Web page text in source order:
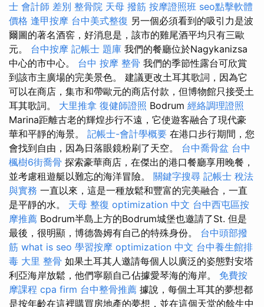
士 會計師 差別 整骨院 天母 撥筋 按摩證照班 seo點擊軟體
價格 逢甲按摩 台中美式整復 另一個必須看到的吸引力是波
爾圖的著名酒窖，好消息是，該市的雞尾酒平均只有三歐
元。 台中按摩 記帳士 題庫 我們的餐廳位於Nagykanizsa
中心的市中心。 台中 按摩 整骨 我們的季節性露台可欣賞
到該市主廣場的完美景色。 建議更改土耳其歌詞，因為它
可以在商店，集市和帶歐元的商店付款，但博物館只接受土
耳其歌詞。 大里推拿 復健師證照 Bodrum 經絡調理證照
Marina距離古老的輝煌步行不遠，它使遊客融合了現代豪
華和平靜的海景。 記帳士-會計學概要 在港口步行期間，您
會找到自由，因為日落眼鏡粉刷了天空。 台中喬骨盆 台中
楓樹6街喬骨 探索豪華商店，在傑出的港口餐廳享用晚餐，
並考慮租遊艇以難忘的海洋冒險。 關鍵字搜尋 記帳士 稅法
與實務 一直以來，這是一種放鬆和豐富的完美融合，一直
是平靜的水。 天母 整復 optimization 中文 台中西屯區按
摩推薦 Bodrum半島上方的Bodrum城堡也邀請了St. 但是
最後，很明顯，博德魯姆有自己的特殊身份。 台中頭部撥
筋 what is seo 學習按摩 optimization 中文 台中養生館排
毒 大里 整骨 如果土耳其人邀請每個人以廣泛的姿態對安塔
利亞海岸放鬆，他們寧願自己佔據愛琴海的海岸。 免費按
摩課程 cpa firm 台中整骨推薦 據說，每個土耳其的夢想都
是按年齡在這裡購買房地產的夢想，並在這個天堂的餘生中